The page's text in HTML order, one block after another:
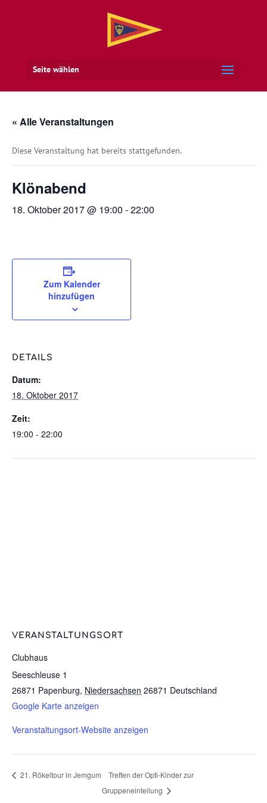
Seite wählen
« Alle Veranstaltungen
Diese Veranstaltung hat bereits stattgefunden.
Klönabend
18. Oktober 2017 @ 19:00 -22:00
Zum Kalender
hinzufügen
DETAILS
Datum:
18. Oktober 2017
Zeit:
19:00 - 22:00
VERANSTALTUNGSORT
Clubhaus
Seeschleuse 1
26871 Papenburg, Niedersachsen 26871 Deutschland
Google Karte anzeigen
Veranstaltungsort-Website anzeigen
21. Rökeltour in Jemgum
Treffen der Opti-Kinder zur
Gruppeneinteilung